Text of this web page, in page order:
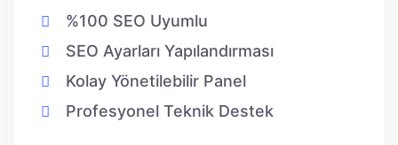
%100 SEO Uyumlu
SEO Ayarları Yapılandırması
Kolay Yönetilebilir Panel
Profesyonel Teknik Destek